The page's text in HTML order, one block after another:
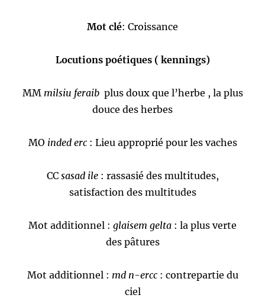
Mot clé: Croissance
Locutions poétiques ( kennings)
MM milsiu feraibplus doux que l’herbe , la plus
douce des herbes
MO inded erc: Lieu approprié pour les vaches
CC sasad ile: rassasié des multitudes,
satisfaction des multitudes
Mot additionnel : glaisem gelta : la plus verte
des pâtures
Mot additionnel : md n-ercc: contrepartie du
ciel